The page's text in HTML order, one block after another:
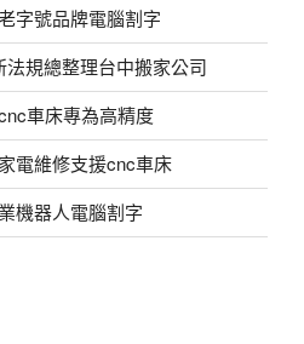
字號品牌電腦割字
規總整理台中搬家公司
車床專為高精度
電維修支援cnc車床
機器人電腦割字